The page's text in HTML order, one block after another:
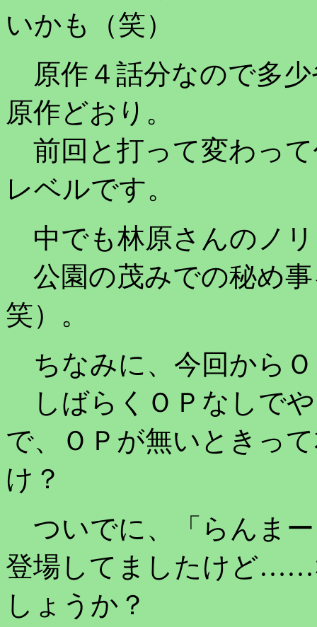
いかも（笑）
原作４話分なので多
原作どおり。
前回と打って変わっ
レベルです。
中でも林原さんのノ
公園の茂みでの秘め
笑）。
ちなみに、今回から
しばらくＯＰなしで
で、ＯＰが無いときっ
け？
ついでに、「らんま
登場してましたけど……
しょうか？